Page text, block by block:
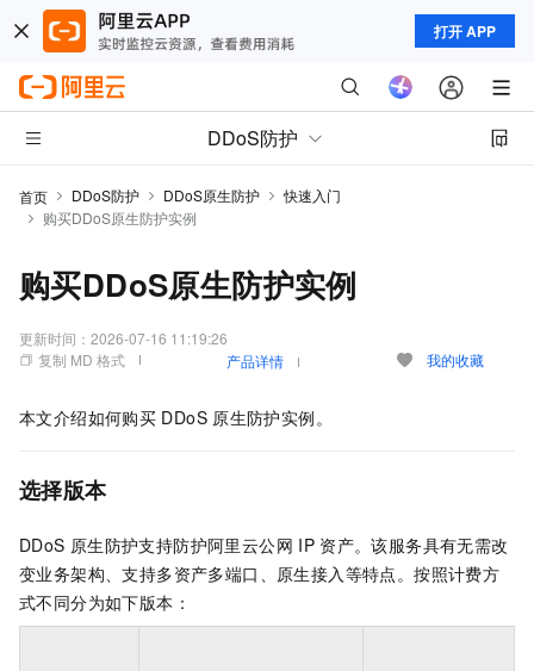
打开 APP
DDoS防护
首页 DDoS防护 DDoS原生防护
快速入门
购买DDoS原生防护实例
购买DDoS原生防护实例
更新时间： 2026-07-16 11:19:26
复制 MD 格式
产品详情 我的收藏
本文介绍如何购买 DDoS 原生防护实例。
选择版本
DDoS 原生防护支持防护阿里云公网 IP 资产。该服务具有无需改
变业务架构、支持多资产多端口、原生接入等特点。按照计费方
式不同分为如下版本：